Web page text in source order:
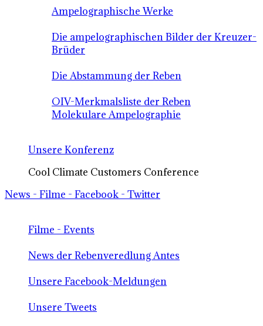
Ampelographische Werke
Die ampelographischen Bilder der Kreuzer-
Brüder
Die Abstammung der Reben
OIV-Merkmalsliste der Reben
Molekulare Ampelographie
Unsere Konferenz
Cool Climate Customers Conference
News - Filme - Facebook - Twitter
Filme - Events
News der Rebenveredlung Antes
Unsere Facebook-Meldungen
Unsere Tweets